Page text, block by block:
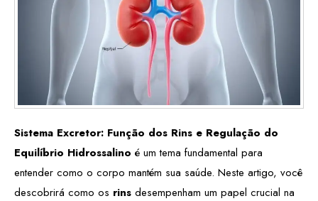
Sistema Excretor: Função dos Rins e Regulação do
Equilíbrio Hidrossalino é um tema fundamental para
entender como o corpo mantém sua saúde. Neste artigo, você
descobrirá como os rins desempenham um papel crucial na